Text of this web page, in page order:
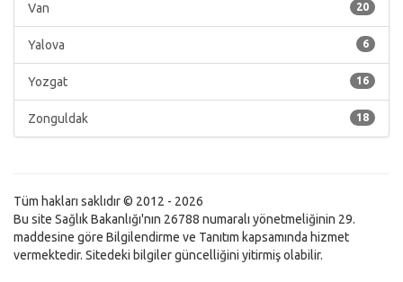
20
Van
6
Yalova
16
Yozgat
18
Zonguldak
Tüm hakları saklıdır © 2012 - 2026
Bu site Sağlık Bakanlığı'nın 26788 numaralı yönetmeliğinin 29.
maddesine göre Bilgilendirme ve Tanıtım kapsamında hizmet
vermektedir. Sitedeki bilgiler güncelliğini yitirmiş olabilir.